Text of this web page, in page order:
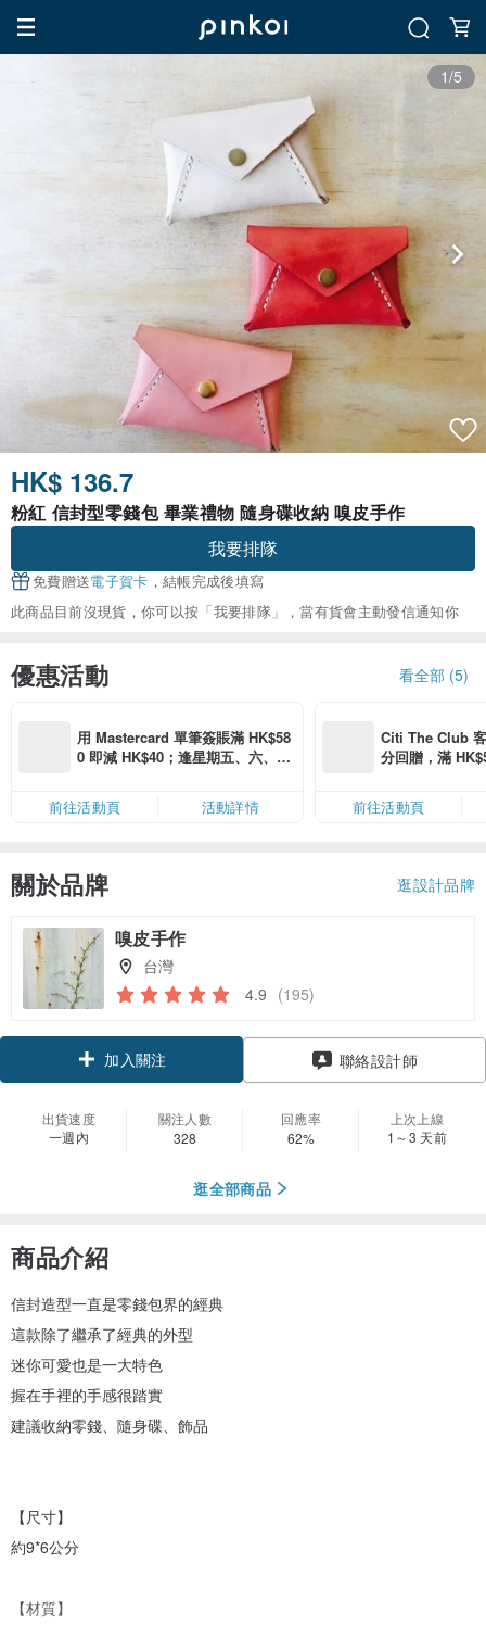
1/5
HK$ 136.7
粉紅 信封型零錢包 畢業禮物 隨身碟收納 嗅皮手作
我要排隊
免費贈送電子賀卡 ，結帳完成後填寫
此商品目前沒現貨，你可以按「我要排隊」，當有貨會主動發信通知你
優惠活動 看全部 (5)
用 Mastercard 單筆簽賬滿 HK$58
0 即減 HK$40；逢星期五、六、日
限，額滿即止，僅限「常用信用
卡」結帳）
前往活動頁 活動詳情
Citi The Club
分回贈，滿
前往活動頁
關於品牌 逛設計品牌
嗅皮手作
台灣
4.9 (195)
加入關注 聯絡設計師
出貨速度
一週內
關注人數
328
回應率
62%
上次上線
1～3 天前
逛全部商品
商品介紹
信封造型一直是零錢包界的經典
這款除了繼承了經典的外型
迷你可愛也是一大特色
握在手裡的手感很踏實
建議收納零錢、隨身碟、飾品
【尺寸】
約9*6公分
【材質】